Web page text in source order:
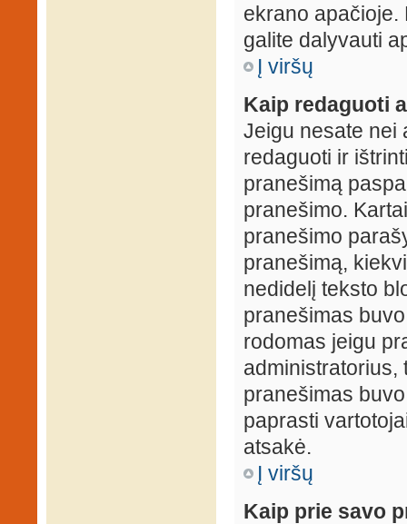
ekrano apačioje.
galite dalyvauti
Į viršų
Kaip redaguoti
Jeigu nesate nei
redaguoti ir
pranešimą
pranešimo.
pranešimo
pranešimą,
nedidelį teksto
pranešimas
rodomas jeigu
administratorius,
pranešimas
paprasti
atsakė.
Į viršų
Kaip prie savo